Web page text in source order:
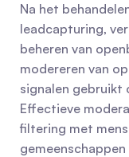
Na het
leadcapturing,
beheren van
modereren van
signalen gebruikt
Effectieve
filtering met